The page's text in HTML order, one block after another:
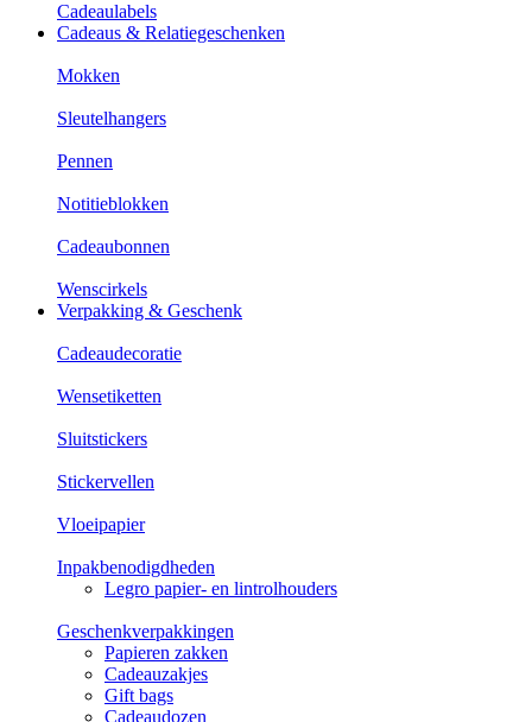
Cadeaulabels
Cadeaus & Relatiegeschenken
Mokken
Sleutelhangers
Pennen
Notitieblokken
Cadeaubonnen
Wenscirkels
Verpakking & Geschenk
Cadeaudecoratie
Wensetiketten
Sluitstickers
Stickervellen
Vloeipapier
Inpakbenodigdheden
Legro papier- en lintrolhouders
Geschenkverpakkingen
Papieren zakken
Cadeauzakjes
Gift bags
Cadeaudozen